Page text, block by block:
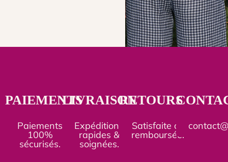
PAIEMENTS
Paiements
100%
sécurisés.
LIVRAISON
Expéditions
rapides &
soignées.
RETOURS
Satisfaite ou
remboursée.